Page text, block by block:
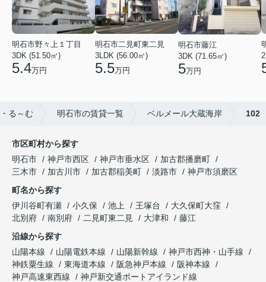
明石市野々上１丁目
3DK (51.50㎡)
5.4万円
明石市二見町東二見
3LDK (56.00㎡)
5.5万円
明石市藤江
3DK (71.65㎡)
5万円
る～む 明石市の賃貸一覧 ベルメール大蔵海岸 102
市区町村から探す
明石市
神戸市西区 神戸市垂水区
加古郡播磨町
三木市
加古川市 加古郡稲美町 淡路市
神戸市須磨区
町名から探す
伊川谷町有瀬
小久保 池上 王塚台
大久保町大窪
北別府
南別府 二見町東二見 大津和
藤江
沿線から探す
山陽本線
山陽電鉄本線 山陽新幹線
神戸市西神・山手線
神鉄粟生線
東海道本線 阪急神戸本線
阪神本線
神戸高速東西線
神戸新交通ポートアイランド線